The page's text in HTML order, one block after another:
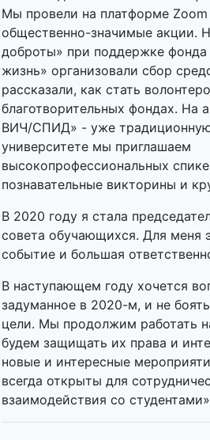
Мы провели на платформе Zoom
общественно-значимые акции.
доброты» при поддержке
жизнь» организовали сбор
рассказали, как стать
благотворительных фондах. На
ВИЧ/СПИД» - уже
университете мы приглашаем
высокопрофессиональных
познавательные викторины и
В 2020 году я стала
совета обучающихся. Для меня
событие и большая
В наступающем году хочется
задуманное в 2020-м, и не
цели. Мы продолжим работать
будем защищать их права и
новые и интересные
всегда открыты для
взаимодействия со